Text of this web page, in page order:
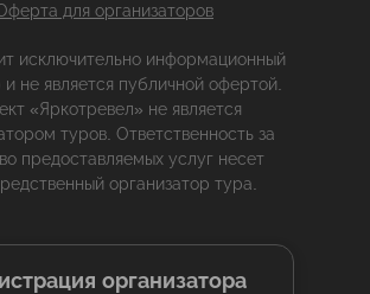
для организаторов
исключительно информационный
и не является публичной офертой.
«Яркотревел» не является
туров. Ответственность за
предоставляемых услуг несет
организатор тура.
организатора